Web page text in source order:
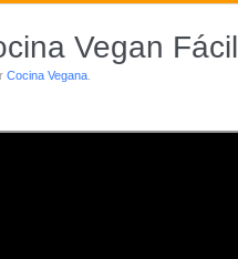
Vegan Fácil
Cocina Vegana